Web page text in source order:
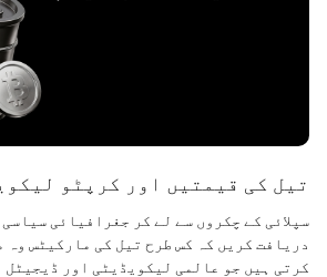
تیل کی قیمتیں اور کرپٹو
سپلائی کے چکروں سے لے کر جغرافیائی سیاسی
دریافت کریں کہ کس طرح تیل کی مارکیٹس وہ
کرتی ہیں جو عالمی لیکویڈیٹی اور